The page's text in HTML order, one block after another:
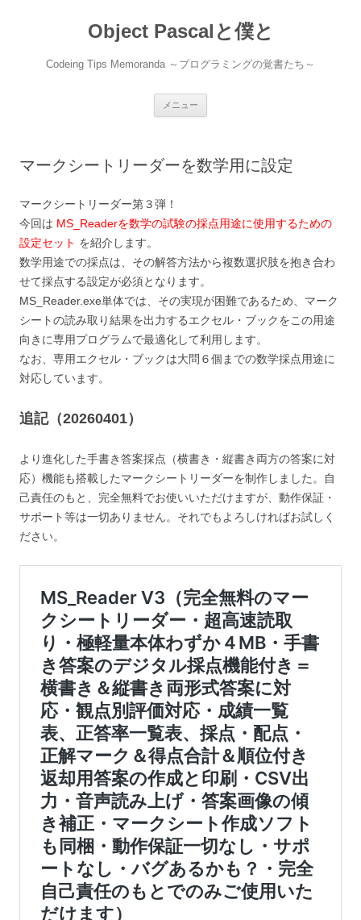
Object Pascalと僕と
Codeing Tips Memoranda ～プログラミングの覚書たち～
メニュー
マークシートリーダーを数学用に設定
マークシートリーダー第３弾！
今回は MS_Readerを数学の試験の採点用途に使用するための
設定セット を紹介します。
数学用途での採点は、その解答方法から複数選択肢を抱き合わ
せて採点する設定が必須となります。
MS_Reader.exe単体では、その実現が困難であるため、マーク
シートの読み取り結果を出力するエクセル・ブックをこの用途
向きに専用プログラムで最適化して利用します。
なお、専用エクセル・ブックは大問６個までの数学採点用途に
対応しています。
追記（20260401）
より進化した手書き答案採点（横書き・縦書き両方の答案に対
応）機能も搭載したマークシートリーダーを制作しました。自
己責任のもと、完全無料でお使いいただけますが、動作保証・
サポート等は一切ありません。それでもよろしければお試しく
ださい。